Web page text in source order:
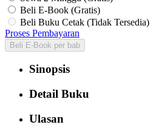
Beli E-Book (Gratis)
Beli Buku Cetak (Tidak Tersedia)
Proses Pembayaran
Beli E-Book per bab
Sinopsis
Detail Buku
Ulasan